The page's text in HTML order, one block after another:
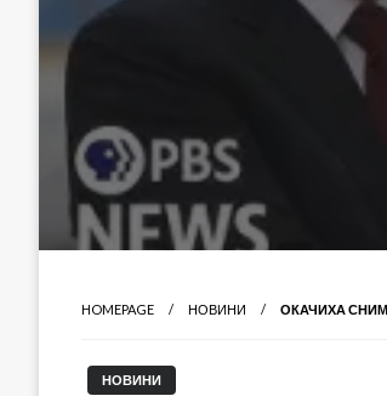
HOMEPAGE НОВИНИ ОКАЧИХА
НОВИНИ